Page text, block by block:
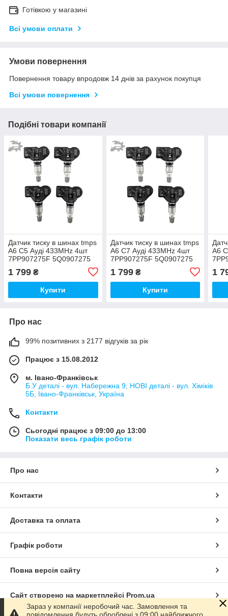
Готівкою у магазині
Всі умови оплати
Умови повернення
Повернення товару впродовж 14 днів за рахунок покупця
Всі умови повернення
Подібні товари компанії
Датчик тиску в шинах tmps
А6 С5 Ауді 433MHz 4шт
7PP907275F 5Q0907275
1 799 ₴
Купити
Датчик тиску в шинах tmps
А6 С7 Ауді 433MHz 4шт
7PP907275F 5Q0907275
1 799₴
Купити
А6
1
Про нас
99% позитивних з 2177 відгуків за рік
Працює з 15.08.2012
м. Івано-Франківськ
Б.У деталі - вул. Набережна 9; НОВІ деталі - вул. Хіміків
5Б, Івано-Франківськ, Україна
Контакти
Сьогодні працює з 09:00 до 13:00
Показати весь графік роботи
Про нас
Контакти
Доставка та оплата
Графік роботи
Повна версія сайту
Сайт створено на маркетплейсі Prom.ua
Зараз у компанії неробочий час. Замовлення та